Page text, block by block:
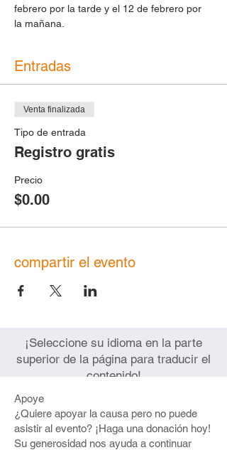
febrero por la tarde y el 12 de febrero por
la mañana.
Entradas
Venta finalizada
Tipo de entrada
Registro gratis
Precio
$0.00
compartir el evento
¡Seleccione su idioma en la parte
superior de la página para traducir el
contenido!
Apoye
¿Quiere apoyar la causa pero no puede
asistir al evento? ¡Haga una donación hoy!
Su generosidad nos ayuda a continuar